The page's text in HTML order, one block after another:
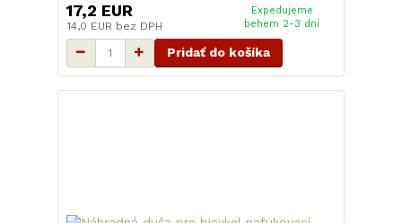
17,2 EUR
14,0 EUR bez DPH
Expedujeme
behem 2-3 dní
Pridať do košíka